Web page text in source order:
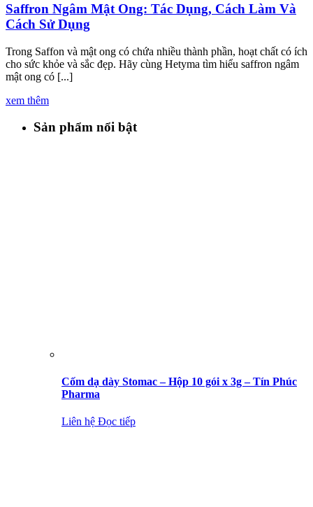
Saffron Ngâm Mật Ong: Tác Dụng, Cách Làm Và
Cách Sử Dụng
Trong Saffon và mật ong có chứa nhiều thành phần, hoạt chất có ích
cho sức khỏe và sắc đẹp. Hãy cùng Hetyma tìm hiểu saffron ngâm
mật ong có [...]
xem thêm
Sản phẩm nổi bật
Cốm dạ dày Stomac – Hộp 10 gói x 3g – Tín Phúc
Pharma
Liên hệ Đọc tiếp